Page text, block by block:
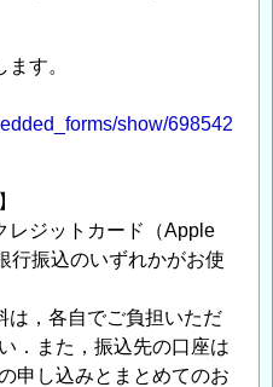
す。
show/698542
レジットカード（Apple
行振込のいずれかがお使
は，各自でご負担いただ
．また，振込先の口座は
申し込みとまとめてのお